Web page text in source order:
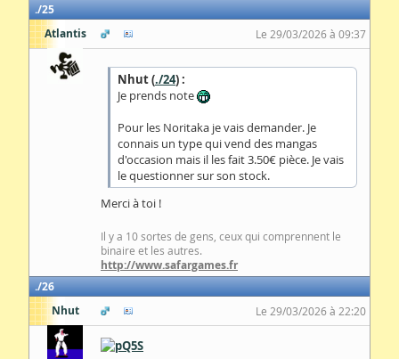
25
Atlantis
Le 29/03/2026 à 09:37
Nhut (./24) :
Je prends note
Pour les Noritaka je vais demander. Je
connais un type qui vend des mangas
d'occasion mais il les fait 3.50€ pièce. Je vais
le questionner sur son stock.
Merci à toi !
Il y a 10 sortes de gens, ceux qui comprennent le
binaire et les autres.
http://www.safargames.fr
26
Nhut
Le 29/03/2026 à 22:20